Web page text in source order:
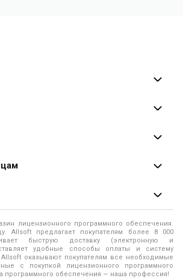
файлов Cookie
лицам
обеспечения
лицензионного программного обеспечения.
Allsoft предлагает покупателям более 8 000
быструю доставку (электронную и
удобные способы оплаты и систему
оказывают покупателям все необходимые
с покупкой лицензионного программного
программного обеспечения — наша профессия!